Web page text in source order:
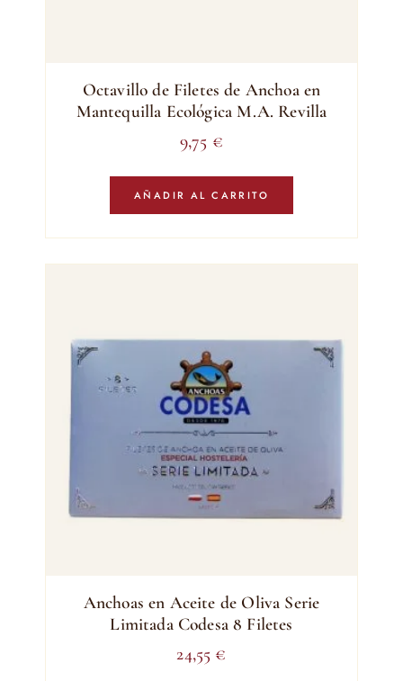
Octavillo de Filetes de Anchoa en
Mantequilla Ecológica M.A. Revilla
9,75 €
AÑADIR AL CARRITO
Anchoas en Aceite de Oliva Serie
Limitada Codesa 8 Filetes
24,55 €